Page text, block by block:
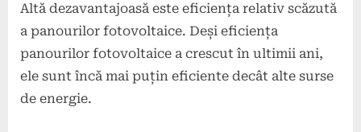
Altă dezavantajoasă este eficiența relativ scăzută
a panourilor fotovoltaice. Deși eficiența
panourilor fotovoltaice a crescut în ultimii ani,
ele sunt încă mai puțin eficiente decât alte surse
de energie.